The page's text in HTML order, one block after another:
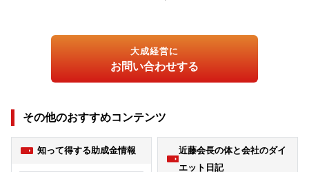
大成経営に
お問い合わせする
その他のおすすめコンテンツ
知って得する助成金情報
近藤会長の体と会社のダイ
エット日記